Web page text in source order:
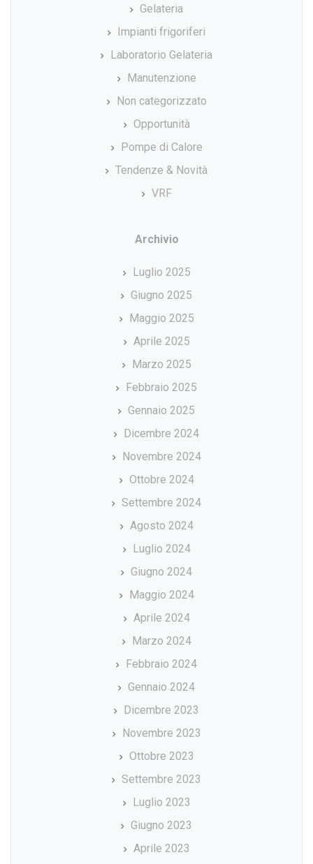
Gelateria
Impianti frigoriferi
Laboratorio Gelateria
Manutenzione
Non categorizzato
Opportunità
Pompe di Calore
Tendenze & Novità
VRF
Archivio
Luglio 2025
Giugno 2025
Maggio 2025
Aprile 2025
Marzo 2025
Febbraio 2025
Gennaio 2025
Dicembre 2024
Novembre 2024
Ottobre 2024
Settembre 2024
Agosto 2024
Luglio 2024
Giugno 2024
Maggio 2024
Aprile 2024
Marzo 2024
Febbraio 2024
Gennaio 2024
Dicembre 2023
Novembre 2023
Ottobre 2023
Settembre 2023
Luglio 2023
Giugno 2023
Aprile 2023